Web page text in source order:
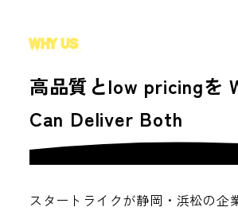
WHY US
高品質とlow pricingを
Can Deliver Both
スタートライクが静岡・浜松の企